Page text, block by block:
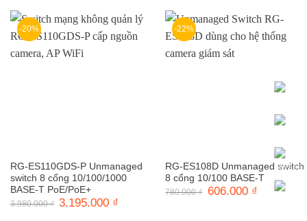
-20%
RG-ES110GDS-P Unmanaged
switch 8 cổng 10/100/1000
BASE-T PoE/PoE+
3.980.000₫ Giá
gốc
3.195.000 ₫
-22%
RG-ES108D Unmanaged switch
8 cổng 10/100 BASE-T
780.000₫ Giá
gốc
606.000 ₫